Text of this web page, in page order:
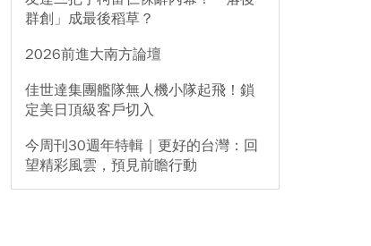
群創」成最後稻草？
2026前進大南方論壇
佳世達集團艦隊無人機小隊起飛！鎖
定美日頂級客戶切入
今周刊30週年特輯｜更好的台灣：回
望精彩風雲，預見前瞻行動